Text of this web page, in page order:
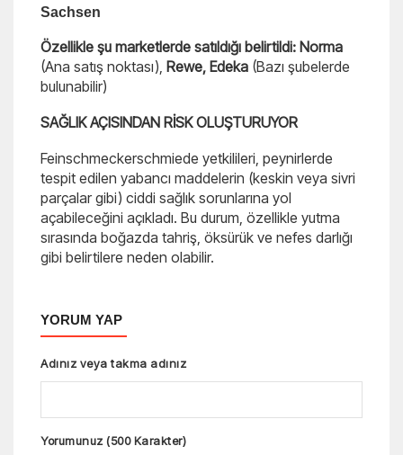
Sachsen
Özellikle şu marketlerde satıldığı belirtildi: Norma
(Ana satış noktası), Rewe, Edeka (Bazı şubelerde
bulunabilir)
SAĞLIK AÇISINDAN RİSK OLUŞTURUYOR
Feinschmeckerschmiede yetkilileri, peynirlerde
tespit edilen yabancı maddelerin (keskin veya sivri
parçalar gibi) ciddi sağlık sorunlarına yol
açabileceğini açıkladı. Bu durum, özellikle yutma
sırasında boğazda tahriş, öksürük ve nefes darlığı
gibi belirtilere neden olabilir.
YORUM YAP
Adınız veya takma adınız
Yorumunuz (500 Karakter)